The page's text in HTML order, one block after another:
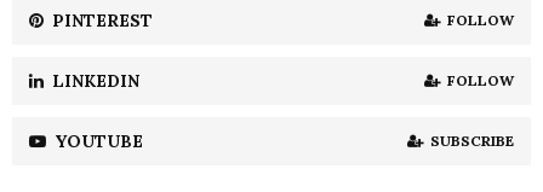
PINTEREST FOLLOW
LINKEDIN FOLLOW
YOUTUBE SUBSCRIBE